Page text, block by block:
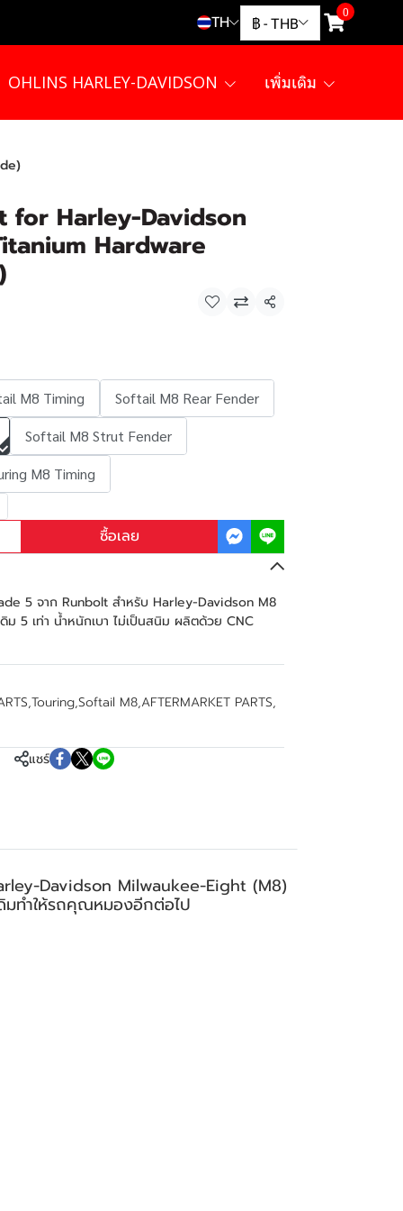
TH ฿ - THB
0
OHLINS HARLEY-DAVIDSON เพิ่มเติม
for Harley-Davidson
Hardware
แชร์
M8 Timing
Softail M8 Rear Fender
Softail M8 Strut Fender
M8 Timing
ซื้อเลย
5 จาก Runbolt สำหรับ Harley-Davidson M8
5 เท่า น้ำหนักเบา ไม่เป็นสนิม ผลิตด้วย CNC
,Touring,Softail M8,AFTERMARKET PARTS,
แชร์
Davidson Milwaukee-Eight (M8)
มทำให้รถคุณหมองอีกต่อไป